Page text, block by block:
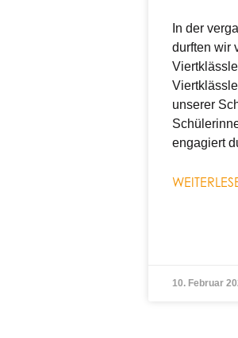
In der
durften wir
unserer
engagiert
10. Februar